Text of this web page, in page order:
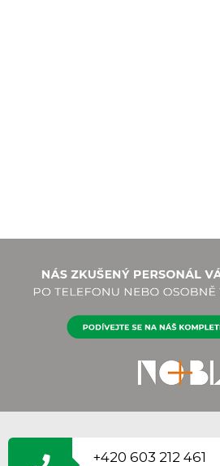
Á
+420 603 212 461